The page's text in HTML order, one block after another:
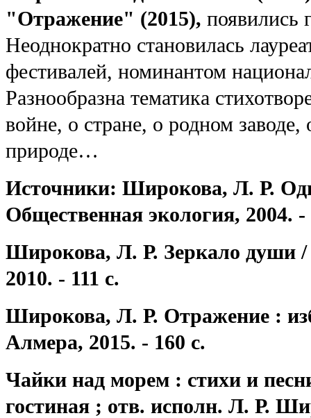
"Отражение" (2015), появились
Неоднократно становилась
фестивалей, номинантом
Разнообразна тематика
войне, о стране, о родном
природе…
Источники: Широкова, Л. Р.
Общественная экология, 2004. -
Широкова, Л. Р. Зеркало души
2010. - 111 с.
Широкова, Л. Р. Отражение :
Алмера, 2015. - 160 с.
Чайки над морем : стихи и
гостиная ; отв. исполн. Л. Р.